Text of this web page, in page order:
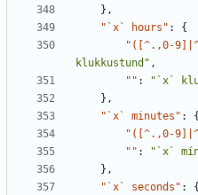
},
"`x` hours" :
{
"([^.,0-
klukkustund" ,
"" :
"`x`
},
"`x` minutes" :
{
"([^.,0-
"" :
"`x`
},
"`x` seconds" :
{